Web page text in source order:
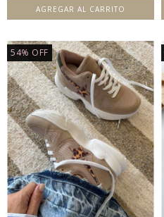
AGREGAR AL CARRITO
54% OFF